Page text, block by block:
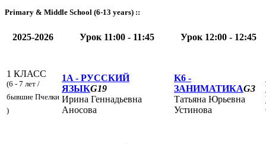
Primary & Middle School (6-13 years) ::
2025-2026 Урок 11:00 - 11:45 Урок 12:00 - 12:45
1 КЛАСС
(6 - 7 лет /
бывшие Пчелки
)
1A - РУССКИЙ
ЯЗЫКG19
Ирина Геннадьевна
Аносова
K6 -
ЗАНИМАТИКАG3
Татьяна Юрьевна
Устинова